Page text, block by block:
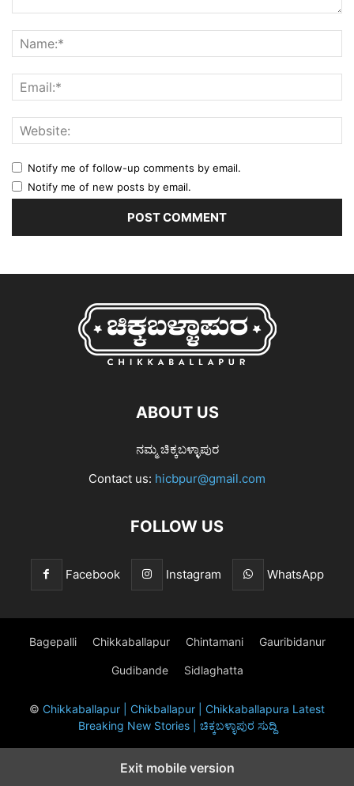
Notify me of follow-up comments by email.
Notify me of new posts by email.
ABOUT US
ನಮ್ಮ ಚಿಕ್ಕಬಳ್ಳಾಪುರ
Contact us: hicbpur@gmail.com
FOLLOW US
Facebook Instagram WhatsApp
Bagepalli Chikkaballapur Chintamani Gauribidanur
Gudibande Sidlaghatta
© Chikkaballapur | Chikballapur | Chikkaballapura Latest
Breaking New Stories | ಚಿಕ್ಕಬಳ್ಳಾಪುರ ಸುದ್ದಿ
Exit mobile version